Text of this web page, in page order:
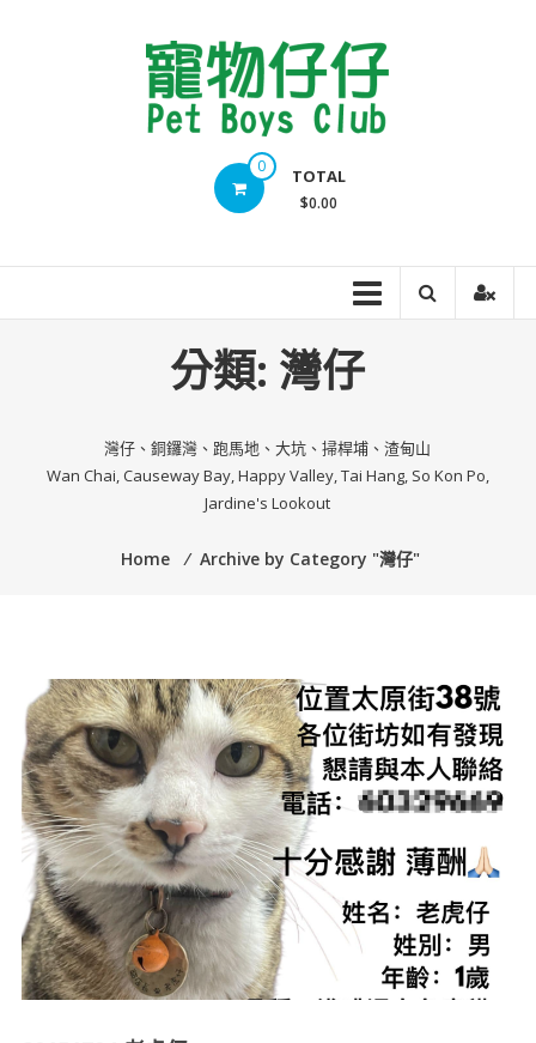
0 TOTAL
$0.00
分類: 灣仔
灣仔、銅鑼灣、跑馬地、大坑、掃桿埔、渣甸山
Wan Chai, Causeway Bay, Happy Valley, Tai Hang, So Kon Po,
Jardine's Lookout
Home ⁄ Archive by Category "灣仔"